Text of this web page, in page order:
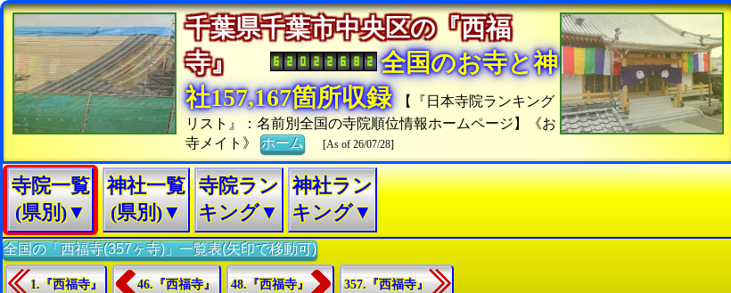
千葉県千葉市中央区の『西福
寺』
全国のお寺と神
社157,167箇所収録
【『日本寺院ランキング
リスト』：名前別全国の寺院順位情報ホームページ】《お
寺メイト》ホーム [As of 26/07/28]
寺院一覧
(県別)▼
神社一覧
(県別)▼
寺院ラン
キング▼
神社ラン
キング▼
全国の「西福寺(357ヶ寺)」一覧表(矢印で移動可)
1.『西福寺』 46.『西福寺』 48.『西福寺』 357.『西福寺』